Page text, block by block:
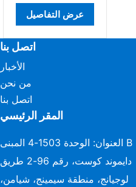
عرض التفاصيل
اتصل بنا
الأخبار
من نحن
اتصل بنا
المقر الرئيسي
العنوان: الوحدة 1503-4 المبنى B
دايموند كوست، رقم 96-2 طريق
لوجيانج، منطقة سيمينج، شيامن،